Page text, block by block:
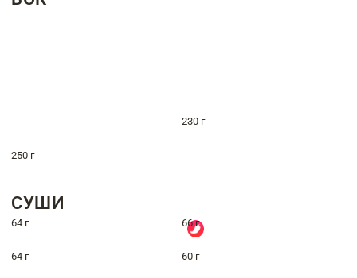
230 г
250 г
СУШИ
64 г 66 г
64 г 60 г